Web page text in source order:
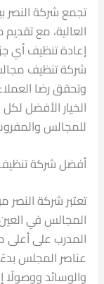
تجمع شركة النصر
العالية، مع
إعادة تنظيف أي
شركة تنظيف
وتحقق رضا
الخيار الأفضل
للمجالس
أفضل شركة
تعتبر شركة
المجالس في
المدرب على
عناصر المجلس
والوسائد ووصولًا